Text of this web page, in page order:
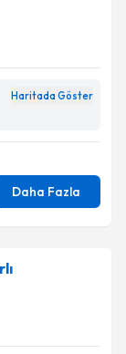
Haritada Göster
Daha Fazla